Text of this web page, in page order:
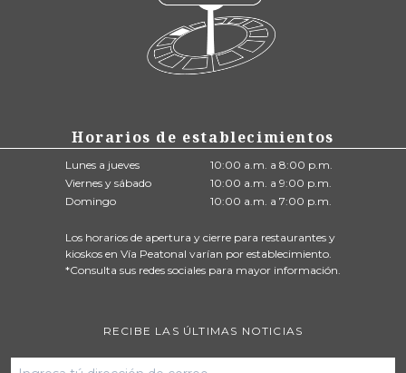
Horarios de establecimientos
Lunes a jueves
10:00 a.m. a 8:00 p.m.
Viernes y sábado
10:00 a.m. a 9:00 p.m.
Domingo
10:00 a.m. a 7:00 p.m.
Los horarios de apertura y cierre para restaurantes y
kioskos en Vía Peatonal varían por establecimiento.
*Consulta sus redes sociales para mayor información.
RECIBE LAS ÚLTIMAS NOTICIAS